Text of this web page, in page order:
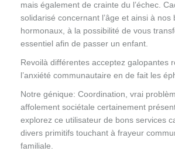
mais également de crainte du l’échec.
solidarisé concernant l’âge et ainsi à nos
hormonaux, à la possibilité de vous
essentiel afin de passer un enfant.
Revoilà différentes acceptez galopantes
l’anxiété communautaire en de fait les
Notre génique: Coordination, vrai
affolement sociétale certainement
explorez ce utilisateur de bons services
divers primitifs touchant à frayeur
familiale.